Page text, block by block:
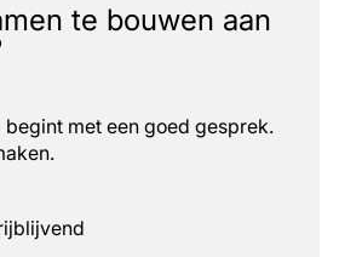
te bouwen aan
met een goed gesprek.